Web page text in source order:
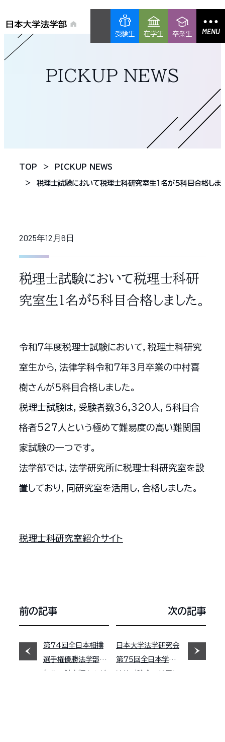
受験生 在学生 卒業生 MENU
PICKUP NEWS
TOP PICKUP NEWS
税理士試験において税理士科研究室生１名が５科目合格しま
2025年12月6日
税理士試験において税理士科研
究室生１名が５科目合格しました。
令和７年度税理士試験において，税理士科研究
室生から，法律学科令和７年３月卒業の中村喜
樹さんが５科目合格しました。
税理士試験は，受験者数36,320人，５科目合
格者527人という極めて難易度の高い難関国
家試験の一つです。
法学部では，法学研究所に税理士科研究室を設
置しており，同研究室を活用し，合格しました。
税理士科研究室紹介サイト
前の記事
第74回全日本相撲
選手権優勝法学部１
次の記事
日本大学法学研究会
第75回全日本学生